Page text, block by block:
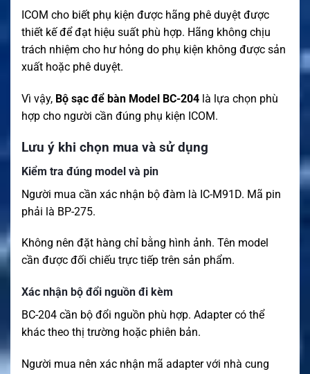
ICOM cho biết phụ kiện được hãng phê duyệt được
thiết kế để đạt hiệu suất phù hợp. Hãng không chịu
trách nhiệm cho hư hỏng do phụ kiện không được sản
xuất hoặc phê duyệt.
Vì vậy, Bộ sạc để bàn Model BC-204 là lựa chọn phù
hợp cho người cần đúng phụ kiện ICOM.
Lưu ý khi chọn mua và sử dụng
Kiểm tra đúng model và pin
Người mua cần xác nhận bộ đàm là IC-M91D. Mã pin
phải là BP-275.
Không nên đặt hàng chỉ bằng hình ảnh. Tên model
cần được đối chiếu trực tiếp trên sản phẩm.
Xác nhận bộ đổi nguồn đi kèm
BC-204 cần bộ đổi nguồn phù hợp. Adapter có thể
khác theo thị trường hoặc phiên bản.
Người mua nên xác nhận mã adapter với nhà cung